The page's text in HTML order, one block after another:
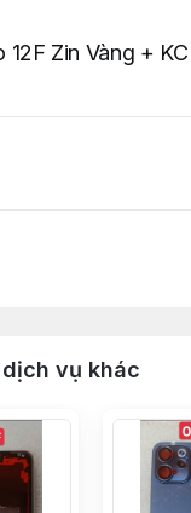
Zin Vàng + KC
vụ khác